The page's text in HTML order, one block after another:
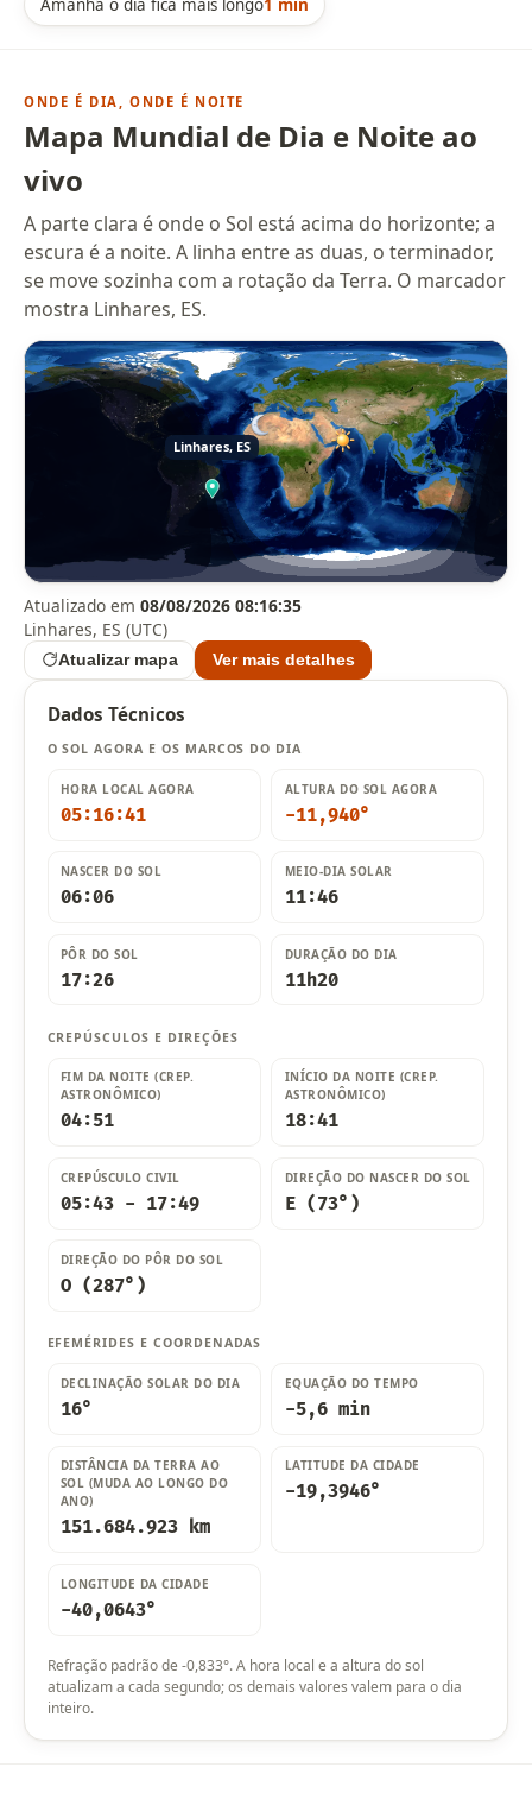
Amanhã o dia fica mais longo1 min
ONDE É DIA, ONDE É NOITE
Mapa Mundial de Dia e Noite ao
vivo
A parte clara é onde o Sol está acima do horizonte; a
escura é a noite. A linha entre as duas, o terminador,
se move sozinha com a rotação da Terra. O marcador
mostra Linhares, ES.
Atualizado em08/08/2026 08:16:35
Linhares, ES (UTC)
Atualizar mapa Ver mais detalhes
Dados Técnicos
O SOL AGORA E OS MARCOS DO DIA
HORA LOCAL AGORA
05:16:43
ALTURA DO SOL AGORA
-11,932°
NASCER DO SOL
06:06
MEIO-DIA SOLAR
11:46
PÔR DO SOL
17:26
DURAÇÃO DO DIA
11h20
CREPÚSCULOS E DIREÇÕES
FIM DA NOITE (CREP.
ASTRONÔMICO)
04:51
INÍCIO DA NOITE (CREP.
ASTRONÔMICO)
18:41
CREPÚSCULO CIVIL
05:43 - 17:49
DIREÇÃO DO NASCER DO SOL
E (73°)
DIREÇÃO DO PÔR DO SOL
O (287°)
EFEMÉRIDES E COORDENADAS
DECLINAÇÃO SOLAR DO DIA
16°
EQUAÇÃO DO TEMPO
-5,6 min
DISTÂNCIA DA TERRA AO
SOL (MUDA AO LONGO DO
ANO)
151.684.923 km
LATITUDE DA CIDADE
-19,3946°
LONGITUDE DA CIDADE
-40,0643°
Refração padrão de -0,833°. A hora local e a altura do sol
atualizam a cada segundo; os demais valores valem para o dia
inteiro.